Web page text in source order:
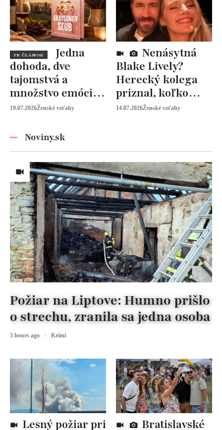
PR ČLÁNOK
dohoda, dve
tajomstvá a
množstvo emócií.
Mia Sheridan a
19.07.2026Ženské vzťahy
Blake Lively?
Herecký kolega
priznal, koľko
peňazí od neho
14.07.2026Ženské vzťahy
Noviny.sk
Požiar na Liptove: Humno prišlo
o strechu, zranila sa jedna osoba
3 hours ago Krimi